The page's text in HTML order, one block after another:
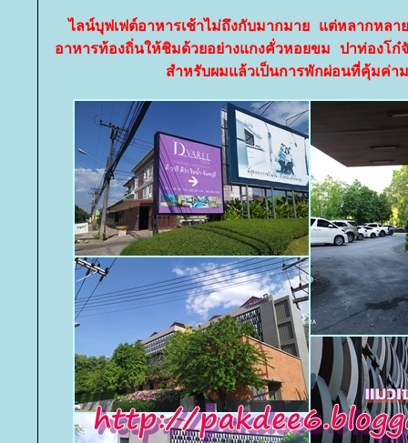
ไลน์บุฟเฟต์อาหารเช้าไม่ถึงกับมากมาย แต่หลากหล
อาหารท้องถิ่นให้ชิมด้วยอย่างแกงคั่วหอยขม ปาท่องโ
สำหรับผมแล้วเป็นการพักผ่อนที่คุ้มค่า